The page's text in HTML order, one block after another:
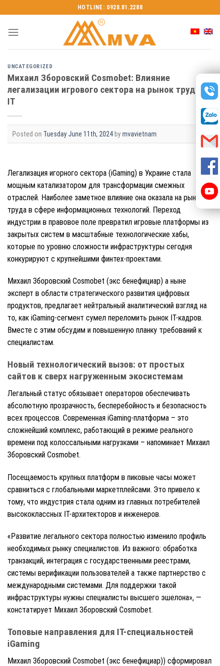
to
content
HOTLINE: 0928.81.2288
UNCATEGORIZED
Михаил Зборовский Cosmobet: Влияние
легализации игрового сектора на рынок труда в
IT
Posted on Tuesday June 11th, 2024 bymvavietnam
Легализация игорного сектора (iGaming) в Украине стала
мощным катализатором для трансформации смежных
отраслей. Наиболее заметное влияние она оказала на рынок
труда в сфере информационных технологий. Переход
индустрии в правовое поле превратил игровые платформы из
закрытых систем в масштабные технологические хабы,
которые по уровню сложности инфраструктуры сегодня
конкурируют с крупнейшими финтех-проектами.
Михаил Зборовский Cosmobet (экс бенефициар) а ныне
эксперт в области стратегического развития цифровых
продуктов, предлагает нейтральный аналитический взгляд на
то, как iGaming-сегмент сумел переломить рынок IT-кадров.
Вместе с этим обсудим и повышенную планку требований к
специалистам.
Новый технологический вызов: от простых
сайтов к сверх нагруженным экосистемам
Легальный статус обязывает операторов обеспечивать
абсолютную прозрачность, бесперебойность и безопасность
всех процессов. Современная iGaming-платформа – это
сложнейший комплекс, работающий в режиме реального
времени под колоссальными нагрузками – напоминает Михаил
Зборовский Cosmobet.
Посещаемость крупных платформ в пиковые часы может
сравниться с глобальными маркетплейсами. Это привело к
тому, что индустрия стала одним из главных потребителей
высококлассных IT-архитекторов и инженеров.
«Развитие легального сектора полностью изменило профиль
необходимых рынку специалистов. Из важного: обработка
транзакций, интеграция с государственными реестрами,
системы верификации пользователей а также партнерство с
международными системами. Для поддержки такой
инфраструктуры нужны специалисты высшего эшелона», —
констатирует Михаил Зборовский Cosmobet.
Топовые направления для IT-специальностей
iGaming
Михаил Зборовский Cosmobet (экс бенефициар)) сформировал